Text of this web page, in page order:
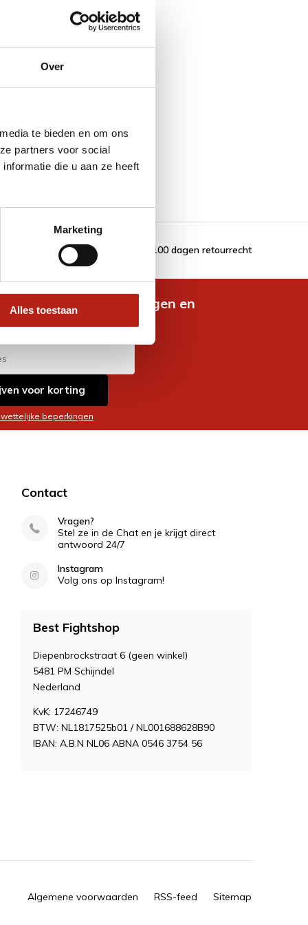
Over
te bieden en om ons
partners voor social
die u aan ze heeft
Marketing
Alles toestaan
100 dagen retourrecht
nieuwste aanbiedingen en
voor korting
beperkingen
Contact
Vragen?
Stel ze in de Chat en je krijgt direct
antwoord 24/7
Instagram
Volg ons op Instagram!
Best Fightshop
Diepenbrockstraat 6 (geen winkel)
5481 PM Schijndel
Nederland
KvK: 17246749
BTW: NL1817525b01 / NL001688628B90
IBAN: A.B.N NL06 ABNA 0546 3754 56
Algemene voorwaarden RSS-feed Sitemap